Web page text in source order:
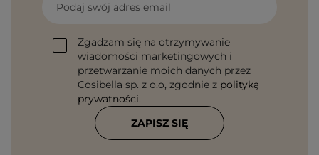
Podaj swój adres email
Zgadzam się na otrzymywanie
wiadomości marketingowych i
przetwarzanie moich danych przez
Cosibella sp. z o.o, zgodnie z polityką
prywatności.
ZAPISZ SIĘ